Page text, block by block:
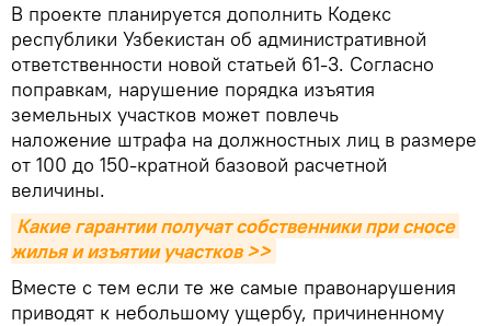
В проекте планируется дополнить Кодекс
республики Узбекистан об административной
ответственности новой статьей 61-3. Согласно
поправкам, нарушение порядка изъятия
земельных участков может повлечь
наложение штрафа на должностных лиц в размере
от 100 до 150-кратной базовой расчетной
величины.
Какие гарантии получат собственники при сносе
жилья и изъятии участков >>
Вместе с тем если те же самые правонарушения
приводят к небольшому ущербу, причиненному